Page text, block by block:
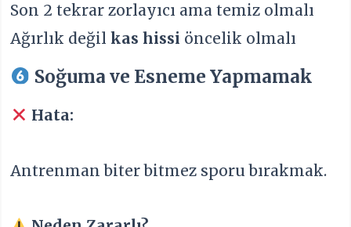
Son 2 tekrar zorlayıcı ama temiz olmalı
Ağırlık değilkas hissi öncelik olmalı
Soğuma ve Esneme Yapmamak
Hata:
Antrenman biter bitmez sporu bırakmak.